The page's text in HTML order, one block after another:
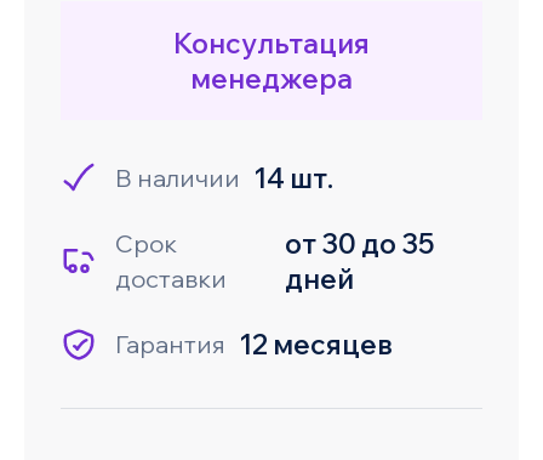
Консультация
менеджера
В наличии 14 шт.
Срок
доставки
от 30 до 35
дней
Гарантия 12 месяцев